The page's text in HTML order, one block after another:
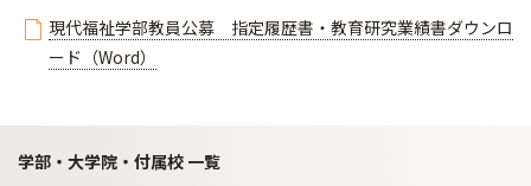
現代福祉学部教員公募 指定履歴書・教育研究業績書ダウンロ
ード（Word）
学部・大学院・付属校 一覧